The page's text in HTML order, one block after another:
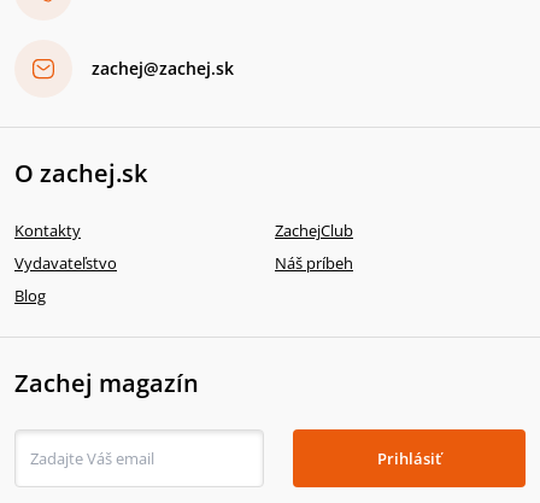
zachej@zachej.sk
O zachej.sk
Kontakty
ZachejClub
Vydavateľstvo
Náš príbeh
Blog
Zachej magazín
Prihlásiť